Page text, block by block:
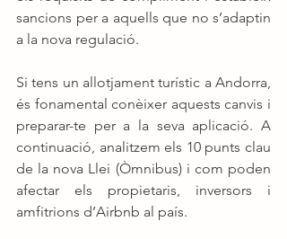
sancions per a aquells que no s’adaptin
a la nova regulació.
Si tens un allotjament turístic a Andorra,
és fonamental conèixer aquests canvis i
preparar-te per a la seva aplicació. A
continuació, analitzem els 10 punts clau
de la nova Llei (Òmnibus) i com poden
afectar els propietaris, inversors i
amfitrions d’Airbnb al país.